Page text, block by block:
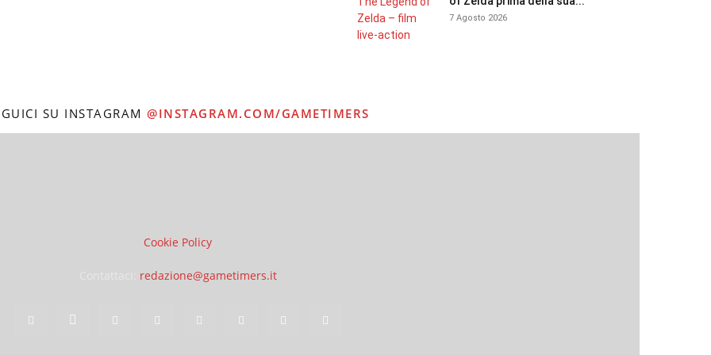
7 Agosto 2026
SU INSTAGRAM @INSTAGRAM.COM/GAMETIMERS
Cookie Policy
redazione@gametimers.it